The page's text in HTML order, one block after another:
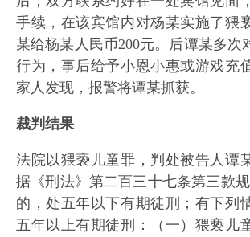
手续，在该宾馆内对杨某实施了猥
某给杨某人民币200元。后谭某多次
行为，事后给予小恩小惠或游戏充
家人发现，报警将谭某抓获。
裁判结果
法院以猥亵儿童罪，判处被告人谭
据《刑法》第二百三十七条第三款
的，处五年以下有期徒刑；有下列
五年以上有期徒刑：（一）猥亵儿